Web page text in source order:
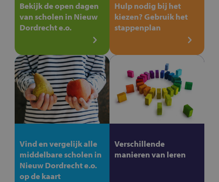
Bekijk de open dagen
van scholen in Nieuw
Dordrecht e.o.
Hulp nodig bij het
kiezen? Gebruik het
stappenplan
Vind en vergelijk alle
middelbare scholen in
Nieuw Dordrecht e.o.
op de kaart
Verschillende
manieren van leren